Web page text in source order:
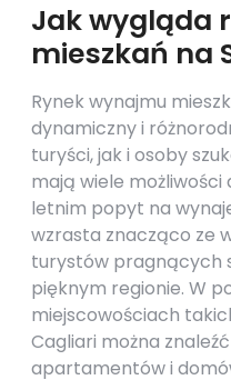
Jak wygląda
mieszkań na
Rynek wynajmu
dynamiczny i
turyści, jak i osoby
mają wiele możliwości
letnim popyt na
wzrasta znacząco ze
turystów pragnących
pięknym regionie. W
miejscowościach
Cagliari można
apartamentów i